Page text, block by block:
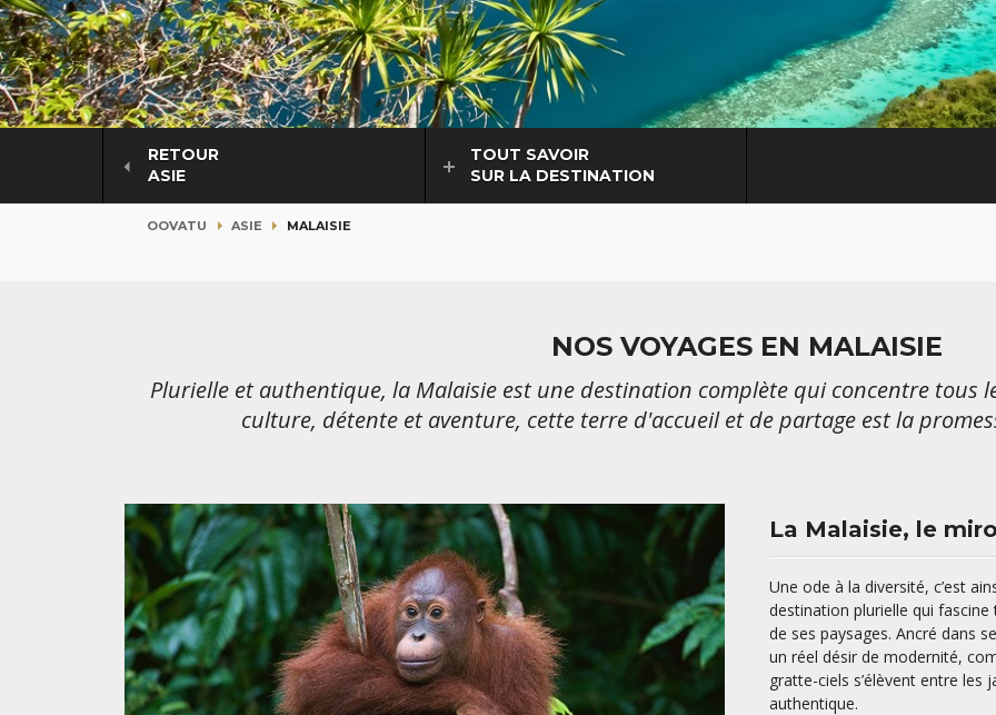
RETOUR
ASIE
TOUT SAVOIR
SUR LA DESTINATION
OOVATU ASIE MALAISIE
NOS VOYAGES EN MALAISIE
Plurielle et authentique, la Malaisie est une destination complète qui concentre tous
culture, détente et aventure, cette terre d'accueil et de partage est la
La Malaisie, le
Une ode à la diversité, c’est
destination plurielle qui
de ses paysages. Ancré dans
un réel désir de modernité,
gratte-ciels s’élèvent entre les
authentique.